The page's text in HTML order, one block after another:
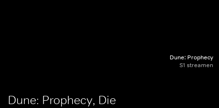
Dune: Prophecy
S1 streamen
Dune: Prophecy, Die